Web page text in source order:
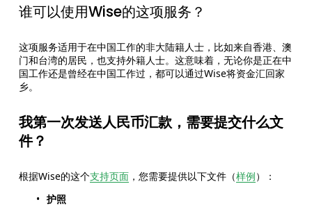
谁可以使用Wise的这项服务？
这项服务适用于在中国工作的非大陆籍人士，比如来自香港、澳
门和台湾的居民，也支持外籍人士。这意味着，无论你是正在中
国工作还是曾经在中国工作过，都可以通过Wise将资金汇回家
乡。
我第一次发送人民币汇款，需要提交什么文
件？
根据Wise的这个支持页面，您需要提供以下文件（样例）：
护照